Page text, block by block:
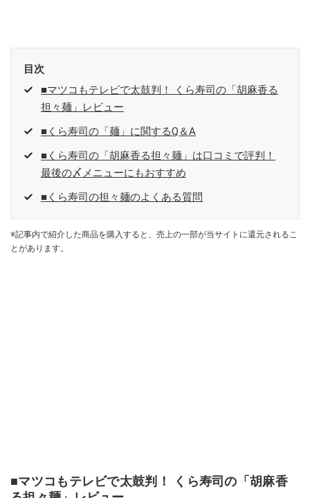
目次
■マツコもテレビで太鼓判！ くら寿司の「胡麻香る
担々麺」レビュー
■くら寿司の「麺」に関するQ＆A
■くら寿司の「胡麻香る担々麺」は口コミで評判！
最後の〆メニューにもおすすめ
■くら寿司の担々麺のよくある質問
※記事内で紹介した商品を購入すると、売上の一部が当サイトに還元されるこ
とがあります。
■マツコもテレビで太鼓判！ くら寿司の「胡麻香